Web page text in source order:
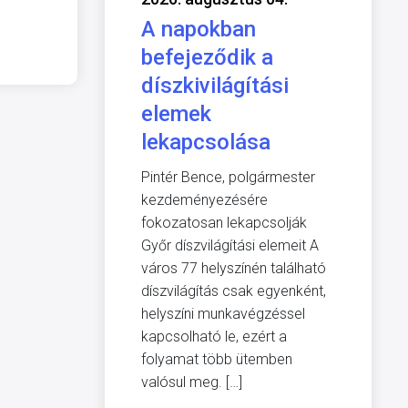
A napokban
befejeződik a
díszkivilágítási
elemek
lekapcsolása
Pintér Bence, polgármester
kezdeményezésére
fokozatosan lekapcsolják
Győr díszvilágítási elemeit A
város 77 helyszínén található
díszvilágítás csak egyenként,
helyszíni munkavégzéssel
kapcsolható le, ezért a
folyamat több ütemben
valósul meg. […]